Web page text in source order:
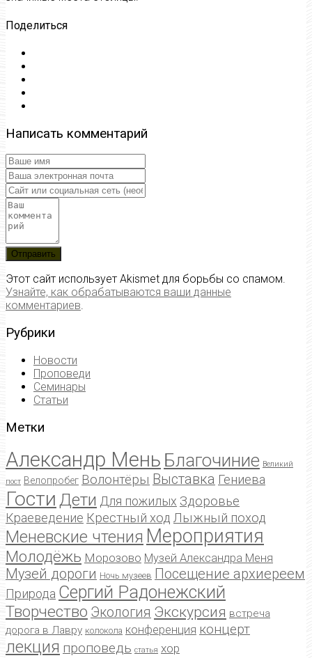
Поделиться
Написать комментарий
Этот сайт использует Akismet для борьбы со спамом.
Узнайте, как обрабатываются ваши данные
комментариев.
Рубрики
Новости
Проповеди
Семинары
Статьи
Метки
Александр Мень Благочиние Великий
пост Велопробег Волонтёры Выставка Гениева
Гости Дети Для пожилых Здоровье
Краеведение Крестный ход Лыжный поход
Меневские чтения Мероприятия
Молодёжь Морозово Музей Александра Меня
Музей дороги Ночь музеев Посещение архиереем
Природа Сергий Радонежский
Творчество Экология Экскурсия встреча
дорога в Лавру колокола конференция концерт
лекция проповедь статья хор